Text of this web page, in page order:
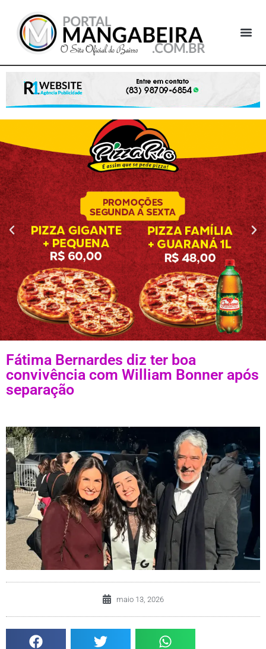
Fátima Bernardes diz ter boa
convivência com William Bonner após
separação
maio 13, 2026